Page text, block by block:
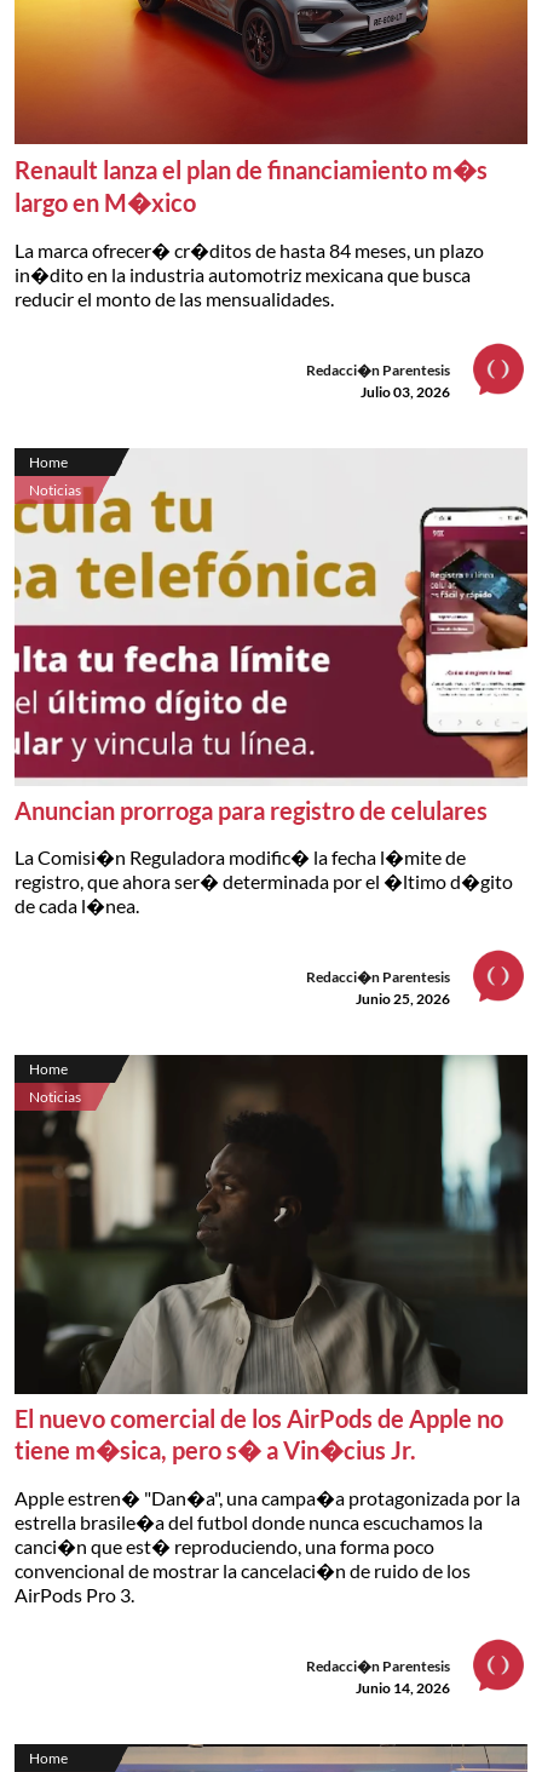
Renault lanza el plan de financiamiento m�s
largo en M�xico
La marca ofrecer� cr�ditos de hasta 84 meses, un plazo
in�dito en la industria automotriz mexicana que busca
reducir el monto de las mensualidades.
Redacci�n Parentesis
Julio 03, 2026
Home
Noticias
Anuncian prorroga para registro de celulares
La Comisi�n Reguladora modific� la fecha l�mite de
registro, que ahora ser� determinada por el �ltimo d�gito
de cada l�nea.
Redacci�n Parentesis
Junio 25, 2026
Home
Noticias
El nuevo comercial de los AirPods de Apple no
tiene m�sica, pero s� a Vin�cius Jr.
Apple estren� "Dan�a", una campa�a protagonizada por la
estrella brasile�a del futbol donde nunca escuchamos la
canci�n que est� reproduciendo, una forma poco
convencional de mostrar la cancelaci�n de ruido de los
AirPods Pro 3.
Redacci�n Parentesis
Junio 14, 2026
Home